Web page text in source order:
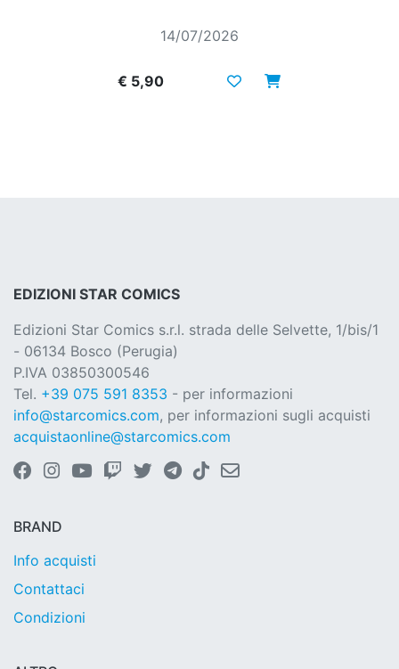
14/07/2026
€ 5,90
EDIZIONI STAR COMICS
Edizioni Star Comics s.r.l. strada delle Selvette, 1/bis/1
- 06134 Bosco (Perugia)
P.IVA 03850300546
Tel. +39 075 591 8353 - per informazioni
info@starcomics.com, per informazioni sugli acquisti
acquistaonline@starcomics.com
BRAND
Info acquisti
Contattaci
Condizioni